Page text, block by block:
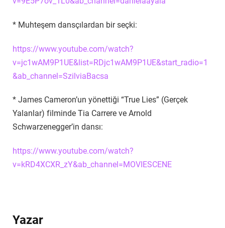
* Muhteşem dansçılardan bir seçki:
https://www.youtube.com/watch?
v=jc1wAM9P1UE&list=RDjc1wAM9P1UE&start_radio=1
&ab_channel=SzilviaBacsa
* James Cameron’un yönettiği “True Lies” (Gerçek
Yalanlar) filminde Tia Carrere ve Arnold
Schwarzenegger’in dansı:
https://www.youtube.com/watch?
v=kRD4XCXR_zY&ab_channel=MOVIESCENE
Yazar